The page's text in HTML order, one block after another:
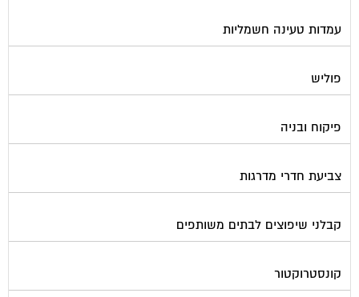
עמדות טעינה חשמליות
פוליש
פיקוח ובניה
צביעת חדרי מדרגות
קבלני שיפוצים לבתים משותפים
קונסטרוקטור